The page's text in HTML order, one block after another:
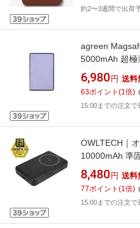
約2〜3週間で出荷
agreen
5000mAh 超
THN50-PP
6,980 円 送料
63ポイント (1倍)
15:00までの注文で
OWLTECH｜
10000mAh 準
ヤレス充電 ス
Type-C入出力
BK [USB
8,480 円 送料
77ポイント (1倍)
15:00までの注文で